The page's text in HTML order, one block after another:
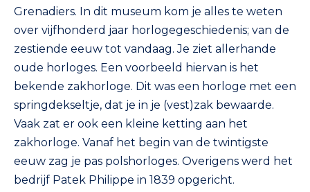
Grenadiers. In dit museum kom je alles te weten
over vijfhonderd jaar horlogegeschiedenis; van de
zestiende eeuw tot vandaag. Je ziet allerhande
oude horloges. Een voorbeeld hiervan is het
bekende zakhorloge. Dit was een horloge met een
springdekseltje, dat je in je (vest)zak bewaarde.
Vaak zat er ook een kleine ketting aan het
zakhorloge. Vanaf het begin van de twintigste
eeuw zag je pas polshorloges. Overigens werd het
bedrijf Patek Philippe in 1839 opgericht.